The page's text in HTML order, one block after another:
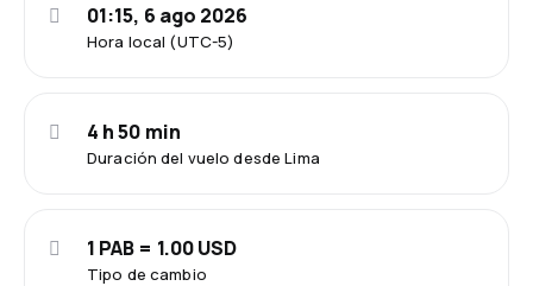
Hora local (UTC-5)
01:15, 6 ago 2026
Duración del vuelo desde Lima
4 h 50 min
Tipo de cambio
1 PAB = 1.00 USD